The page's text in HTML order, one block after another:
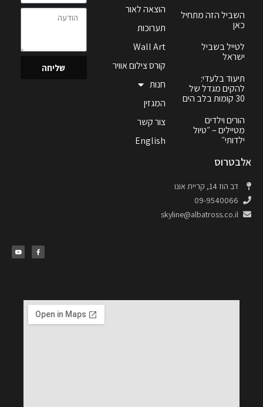
השביל הזה מתחיל
כאן
לטייל בשביל
ישראל
תיעוד בלעדי:
להקים מגדל של
30 קומות בלב הים
הורים וילדים
מטיילים – ״טיול
ילדותי״
הוצאה לאור
תערוכות
Wall Art
קורס צילום אוויר
חנות
המגזין
צור קשר
English
שליחה
אלבטרוס
דב הוז 14, קריית אונו
09-9540066
skyline@albatross.co.il